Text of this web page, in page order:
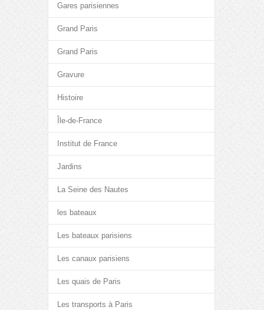
Gares parisiennes
Grand Paris
Grand Paris
Gravure
Histoire
Île-de-France
Institut de France
Jardins
La Seine des Nautes
les bateaux
Les bateaux parisiens
Les canaux parisiens
Les quais de Paris
Les transports à Paris